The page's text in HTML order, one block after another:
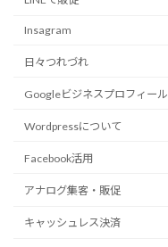
Insagram
日々つれづれ
Googleビジネスプロフィール
Wordpressについて
Facebook活用
アナログ集客・販促
キャッシュレス決済